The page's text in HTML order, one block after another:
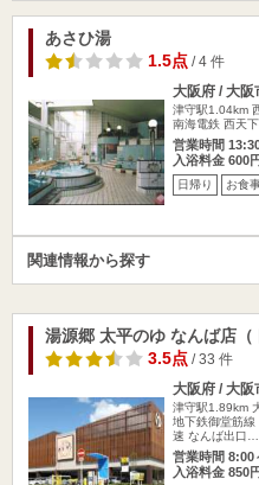
あさひ湯
1.5点/ 4 件
大阪府 / 大阪
津守駅1.04km
南海電鉄 西天
営業時間
入浴料金 600
日帰り お食
関連情報から探す
湯源郷 太平のゆ なんば店（
3.5点/ 33 件
大阪府 / 大阪
津守駅1.89km
地下鉄御堂筋
速 なんば出口…
営業時間 8:00
入浴料金 850